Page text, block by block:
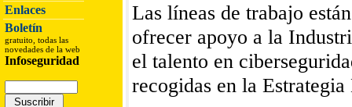
Enlaces
Boletín
gratuito, todas las
novedades de la web
Infoseguridad
Las líneas de trabajo
ofrecer apoyo a la
el talento en
recogidas en la